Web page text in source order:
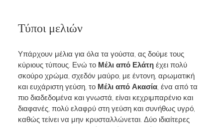
Τύποι μελιών
Υπάρχουν μέλια για όλα τα γούστα, ας δούμε τους
κύριους τύπους. Ενώ το Μέλι από Ελάτηέχει πολύ
σκούρο χρώμα, σχεδόν μαύρο, με έντονη, αρωματική
και ευχάριστη γεύση, το Μέλι από Ακασία, ένα από τα
πιο διαδεδομένα και γνωστά, είναι κεχριμπαρένιο και
διαφανές, πολύ ελαφρύ στη γεύση και συνήθως υγρό,
καθώς τείνει να μην κρυσταλλώνεται. Δύο ιδιαίτερες